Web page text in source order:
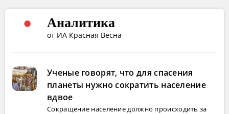
Аналитика
от ИА Красная Весна
Ученые говорят, что для спасения
планеты нужно сократить население
вдвое
Сокращение население должно происходить за